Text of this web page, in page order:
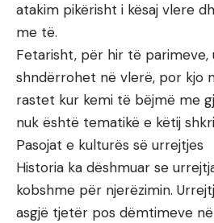
atakim pikërisht i kësaj vlere
me të.
Fetarisht, për hir të parimeve,
shndërrohet në vlerë, por kjo
rastet kur kemi të bëjmë me
nuk është tematikë e këtij
Pasojat e kulturës së urrejtjes
Historia ka dëshmuar se
kobshme për njerëzimin.
asgjë tjetër pos dëmtimeve